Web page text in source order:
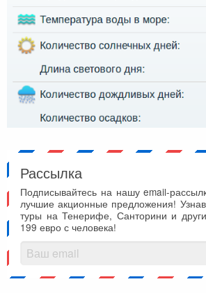
Рассылка
Подписывайтесь на нашу email-
лучшие акционные предложения!
туры на Тенерифе, Санторини и
199 евро с человека!